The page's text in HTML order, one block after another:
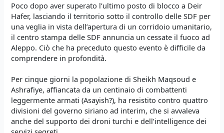
Poco dopo aver superato l’ultimo posto di blocco a Deir
Hafer, lasciando il territorio sotto il controllo delle SDF per
una veglia in vista dell’apertura di un corridoio umanitario,
il centro stampa delle SDF annuncia un cessate il fuoco ad
Aleppo. Ciò che ha preceduto questo evento è difficile da
comprendere in profondità.
Per cinque giorni la popolazione di Sheikh Maqsoud e
Ashrafiye, affiancata da un centinaio di combattenti
leggermente armati (Asayish?), ha resistito contro quattro
divisioni del governo siriano ad interim, che si avvaleva
anche del supporto dei droni turchi e dell’intelligence dei